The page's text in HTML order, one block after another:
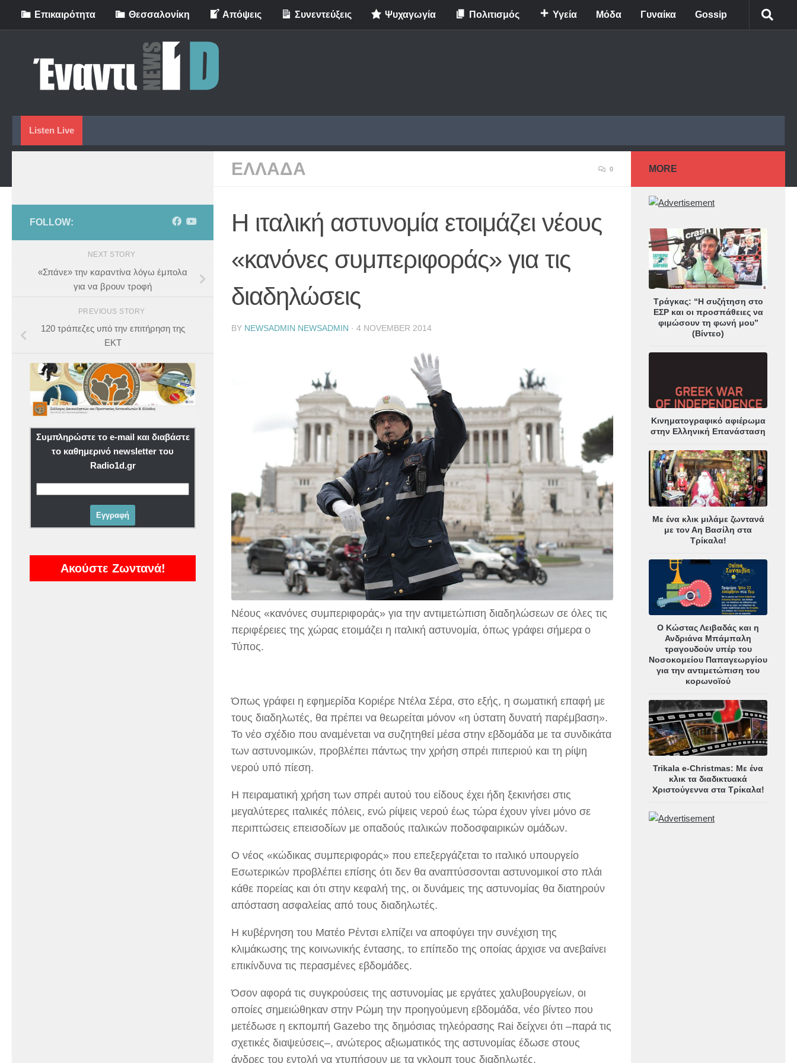
Skip to content
Eπικαιρότητα Θεσσαλονίκη Απόψεις Συνεντεύξεις Ψυχαγωγία Πολιτισμός Υγεία Μόδα Γυναίκα Gossip
Listen Live
ΕΛΛΑΔΑ 0
Η ιταλική αστυνομία ετοιμάζει νέους
«κανόνες συμπεριφοράς» για τις
διαδηλώσεις
BY NEWSADMIN NEWSADMIN · 4 NOVEMBER 2014
Νέους «κανόνες συμπεριφοράς» για την αντιμετώπιση διαδηλώσεων σε όλες τις
περιφέρειες της χώρας ετοιμάζει η ιταλική αστυνομία, όπως γράφει σήμερα ο
Τύπος.
Όπως γράφει η εφημερίδα Κοριέρε Ντέλα Σέρα, στο εξής, η σωματική επαφή με
τους διαδηλωτές, θα πρέπει να θεωρείται μόνον «η ύστατη δυνατή παρέμβαση».
Το νέο σχέδιο που αναμένεται να συζητηθεί μέσα στην εβδομάδα με τα συνδικάτα
των αστυνομικών, προβλέπει πάντως την χρήση σπρέι πιπεριού και τη ρίψη
νερού υπό πίεση.
Η πειραματική χρήση των σπρέι αυτού του είδους έχει ήδη ξεκινήσει στις
μεγαλύτερες ιταλικές πόλεις, ενώ ρίψεις νερού έως τώρα έχουν γίνει μόνο σε
περιπτώσεις επεισοδίων με οπαδούς ιταλικών ποδοσφαιρικών ομάδων.
Ο νέος «κώδικας συμπεριφοράς» που επεξεργάζεται το ιταλικό υπουργείο
Εσωτερικών προβλέπει επίσης ότι δεν θα αναπτύσσονται αστυνομικοί στο πλάι
κάθε πορείας και ότι στην κεφαλή της, οι δυνάμεις της αστυνομίας θα διατηρούν
απόσταση ασφαλείας από τους διαδηλωτές.
Η κυβέρνηση του Ματέο Ρέντσι ελπίζει να αποφύγει την συνέχιση της
κλιμάκωσης της κοινωνικής έντασης, το επίπεδο της οποίας άρχισε να ανεβαίνει
επικίνδυνα τις περασμένες εβδομάδες.
Όσον αφορά τις συγκρούσεις της αστυνομίας με εργάτες χαλυβουργείων, οι
οποίες σημειώθηκαν στην Ρώμη την προηγούμενη εβδομάδα, νέο βίντεο που
μετέδωσε η εκπομπή Gazebo της δημόσιας τηλεόρασης Rai δείχνει ότι –παρά τις
σχετικές διαψεύσεις–, ανώτερος αξιωματικός της αστυνομίας έδωσε στους
άνδρες του εντολή να χτυπήσουν με τα γκλομπ τους διαδηλωτές.
FOLLOW:
NEXT STORY
«Σπάνε» την καραντίνα λόγω έμπολα
για να βρουν τροφή
PREVIOUS STORY
120 τράπεζες υπό την επιτήρηση της
ΕΚΤ
Συμπληρώστε το e-mail και διαβάστε
το καθημερινό newsletter του
Radio1d.gr
Ακούστε Ζωντανά!
MORE
Τράγκας: “Η συζήτηση στο
ΕΣΡ και οι προσπάθειες να
φιμώσουν τη φωνή μου”
(Βίντεο)
Κινηματογραφικό αφιέρωμα
στην Ελληνική Επανάσταση
Με ένα κλικ μιλάμε ζωντανά
με τον Αη Βασίλη στα
Τρίκαλα!
Ο Κώστας Λειβαδάς και η
Ανδριάνα Μπάμπαλη
τραγουδούν υπέρ του
Νοσοκομείου Παπαγεωργίου
για την αντιμετώπιση του
κορωνοϊού
Trikala e-Christmas: Με ένα
κλικ τα διαδικτυακά
Χριστούγεννα στα Τρίκαλα!